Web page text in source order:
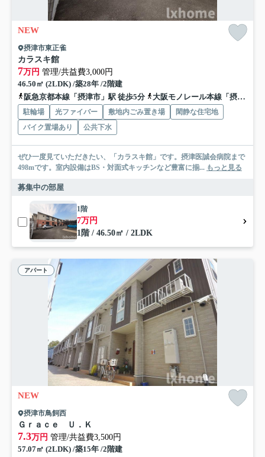
NEW
摂津市東正雀
カラスキ館
7万円 管理/共益費3,000円
46.50㎡ (2LDK) /築28年 /2階建
阪急京都本線「摂津市」駅 徒歩5分
大阪モノレール本線「摂津」駅 徒歩15分
駐輪場 光ファイバー 敷地内ごみ置き場
閑静な住宅地
バイク置場あり
公共下水
ぜひ一度見ていただきたい、「カラスキ館」です。摂津医誠会病院まで
498mです。室内設備はBS・対面式キッチンなど豊富に揃... もっと見る
募集中の部屋
1階
7万円
1階 / 46.50㎡ / 2LDK
アパート
NEW
摂津市鳥飼西
Ｇｒａｃｅ Ｕ．Ｋ
7.3万円 管理/共益費3,500円
57.07㎡ (2LDK) /築15年 /2階建